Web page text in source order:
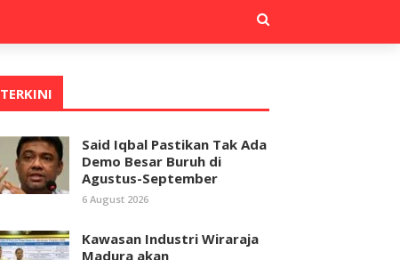
TERKINI
Said Iqbal Pastikan Tak Ada
Demo Besar Buruh di
Agustus-September
6 August 2026
Kawasan Industri Wiraraja
Madura akan